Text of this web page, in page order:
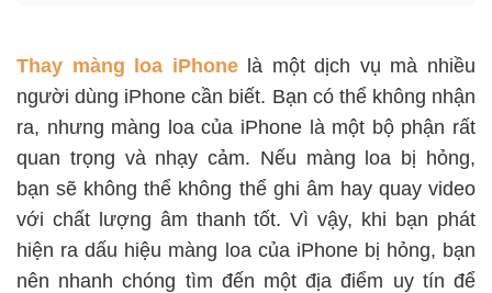
Thay màng loa iPhonelà một dịch vụ mà nhiều
người dùng iPhone cần biết. Bạn có thể không nhận
ra, nhưng màng loa của iPhone là một bộ phận rất
quan trọng và nhạy cảm. Nếu màng loa bị hỏng,
bạn sẽ không thể không thể ghi âm hay quay video
với chất lượng âm thanh tốt. Vì vậy, khi bạn phát
hiện ra dấu hiệu màng loa của iPhone bị hỏng, bạn
nên nhanh chóng tìm đến một địa điểm uy tín để